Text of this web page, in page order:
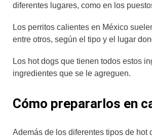
diferentes lugares, como en los
Los perritos calientes en México
entre otros, según el tipo y el lugar
Los hot dogs que tienen todos estos
ingredientes que se le agreguen.
Cómo prepararlos en
Además de los diferentes tipos de hot